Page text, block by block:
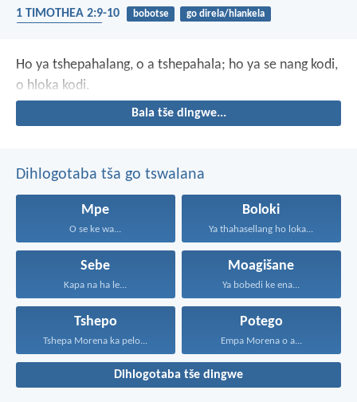
1 TIMOTHEA 2:9-10 bobotse
go direla/hlankela
Ho ya tshepahalang, o a tshepahala; ho ya se nang kodi,
o hloka kodi.
Bala tše dingwe...
Dihlogotaba tša go tswalana
Mpe
O se ke wa...
Boloki
Ya thahasellang ho loka...
Sebe
Kapa na ha le...
Moagišane
Ya bobedi ke ena...
Tshepo
Tshepa Morena ka pelo...
Potego
Empa Morena o a...
Dihlogotaba tše dingwe